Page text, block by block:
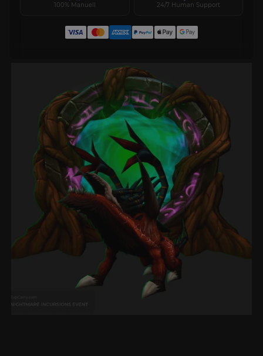
100% Manuell 24/7 Human Support